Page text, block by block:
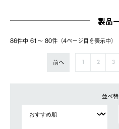
製品
86件中 61〜 80件（4ページ⽬を表⽰中）
前へ 2 3
並べ替